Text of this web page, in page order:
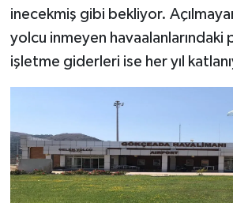
inecekmiş gibi bekliyor.
yolcu inmeyen havaalanlarındaki
işletme giderleri ise her yıl